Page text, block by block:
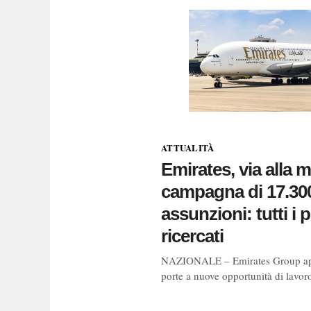
ATTUALITÀ
Emirates, via alla
campagna di
assunzioni: tutti i
ricercati
NAZIONALE – Emirates Group
porte a nuove opportunità di